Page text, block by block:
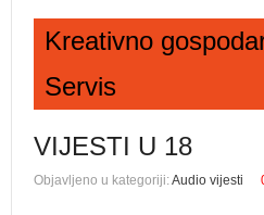
Kreativno
Servis
VIJESTI U 18
Objavljeno u kategoriji:Audio vijesti